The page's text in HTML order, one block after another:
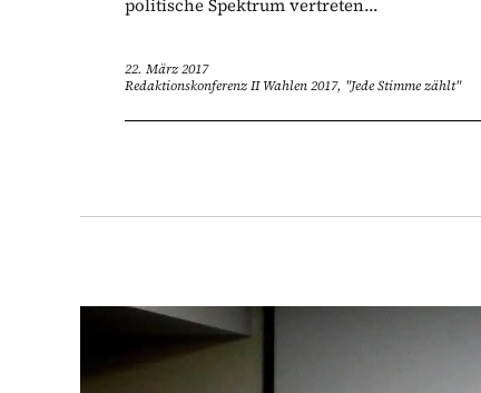
politische Spektrum vertreten...
22. März 2017
Redaktionskonferenz II Wahlen 2017, "Jede Stimme zählt"